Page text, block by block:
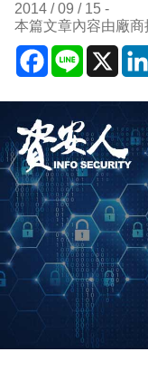
2014 / 09 / 15
本篇文章內容由廠
Facebook
Line X